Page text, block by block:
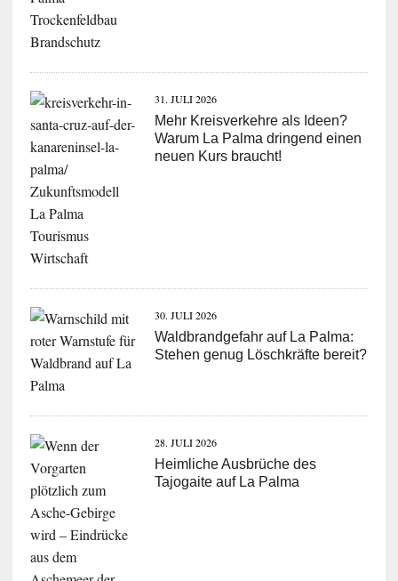
31. JULI 2026
Mehr Kreisverkehre als Ideen?
Warum La Palma dringend einen
neuen Kurs braucht!
30. JULI 2026
Waldbrandgefahr auf La Palma:
Stehen genug Löschkräfte bereit?
28. JULI 2026
Heimliche Ausbrüche des
Tajogaite auf La Palma